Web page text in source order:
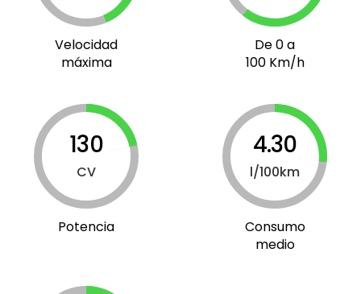
Velocidad
máxima
De 0 a
100 Km/h
130
CV
Potencia
4.30
l/100km
Consumo
medio